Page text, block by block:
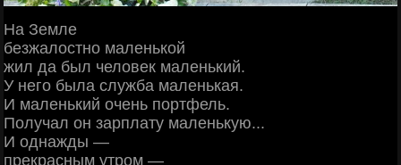
На Земле
безжалостно маленькой
жил да был человек маленький.
У него была служба маленькая.
И маленький очень портфель.
Получал он зарплату маленькую...
И однажды —
прекрасным утром —